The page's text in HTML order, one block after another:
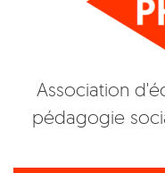
Association
pédagogie